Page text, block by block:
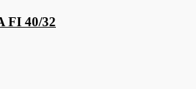
FI 40/32